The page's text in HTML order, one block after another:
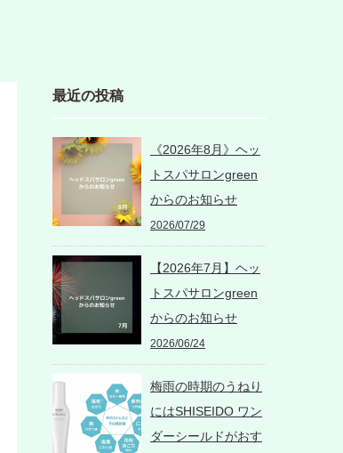
最近の投稿
《2026年8月》ヘッ
トスパサロンgreen
からのお知らせ
2026/07/29
【2026年7月】ヘッ
トスパサロンgreen
からのお知らせ
2026/06/24
梅雨の時期のうねり
にはSHISEIDO ワン
ダーシールドがおす